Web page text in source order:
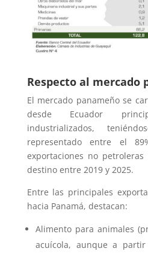
Respecto al mercado
El mercado panameño se
desde Ecuador
industrializados,
representado entre el
exportaciones no
destino entre 2019 y 2025.
Entre las principales
hacia Panamá, destacan:
Alimento para animales
acuícola, aunque a